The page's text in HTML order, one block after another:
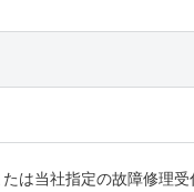
は当社指定の故障修理